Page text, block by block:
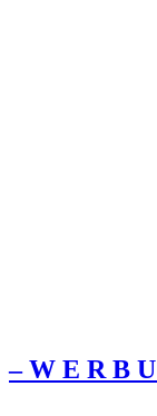
– W Ε R Β